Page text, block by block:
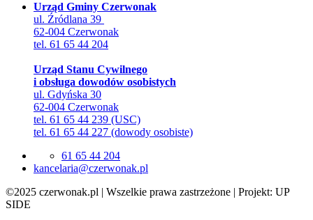
Urząd Gminy Czerwonak
ul. Źródlana 39
62-004 Czerwonak
tel. 61 65 44 204
Urząd Stanu Cywilnego
i obsługa dowodów osobistych
ul. Gdyńska 30
62-004 Czerwonak
tel. 61 65 44 239 (USC)
tel. 61 65 44 227 (dowody osobiste)
61 65 44 204
lp.kanowrezc@airalecnak
©2025 czerwonak.pl | Wszelkie prawa zastrzeżone | Projekt: UP
SIDE